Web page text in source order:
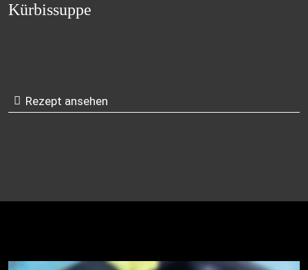
Kürbissuppe
Rezept ansehen